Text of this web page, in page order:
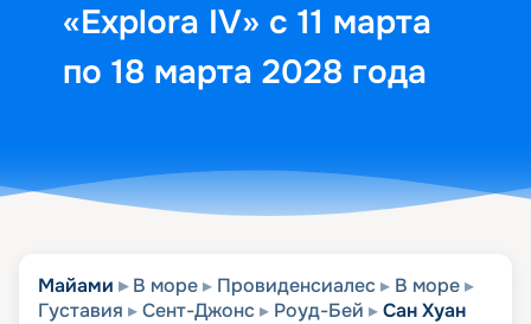
«Explora IV» с 11 марта
по 18 марта 2028 года
Майами В море Провиденсиалес
В море
Густавия
Сент-Джонс Роуд-Бей Сан Хуан